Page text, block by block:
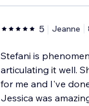
5 Jeanne
Stefani is
articulating it well.
for me and I've
Jessica was